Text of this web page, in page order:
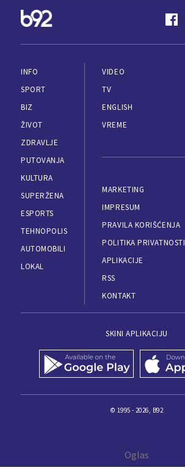
INFO
SPORT
BIZ
ŽIVOT
ZDRAVLJE
PUTOVANJA
KULTURA
SUPERŽENA
ESPORTS
TEHNOPOLIS
AUTOMOBILI
LOKAL
VIDEO
TV
ENGLISH
VREME
MARKETING
IMPRESUM
PRAVILA KORIŠĆENJA
POLITIKA PRIVATNOSTI
APLIKACIJE
RSS
KONTAKT
SKINI APLIKACIJU
© 1995 - 2026, B92